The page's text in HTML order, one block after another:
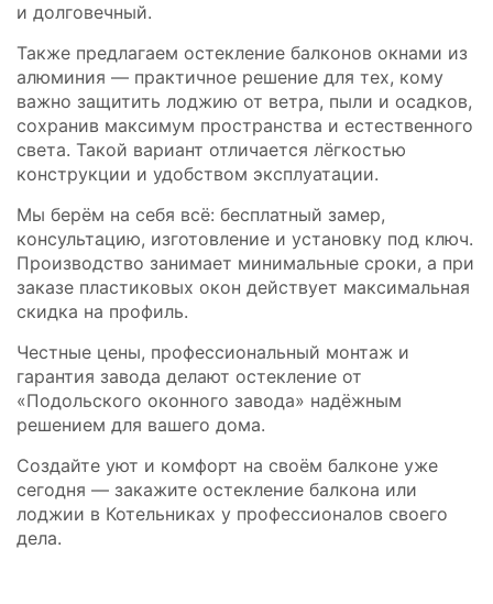
и долговечный.
Также предлагаем остекление балконов окнами из
алюминия — практичное решение для тех, кому
важно защитить лоджию от ветра, пыли и осадков,
сохранив максимум пространства и естественного
света. Такой вариант отличается лёгкостью
конструкции и удобством эксплуатации.
Мы берём на себя всё: бесплатный замер,
консультацию, изготовление и установку под ключ.
Производство занимает минимальные сроки, а при
заказе пластиковых окон действует максимальная
скидка на профиль.
Честные цены, профессиональный монтаж и
гарантия завода делают остекление от
«Подольского оконного завода» надёжным
решением для вашего дома.
Создайте уют и комфорт на своём балконе уже
сегодня — закажите остекление балкона или
лоджии в Котельниках у профессионалов своего
дела.